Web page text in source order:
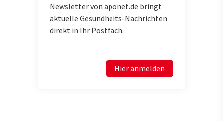
Newsletter von aponet.de bringt
aktuelle Gesundheits-Nachrichten
direkt in Ihr Postfach.
Hier anmelden